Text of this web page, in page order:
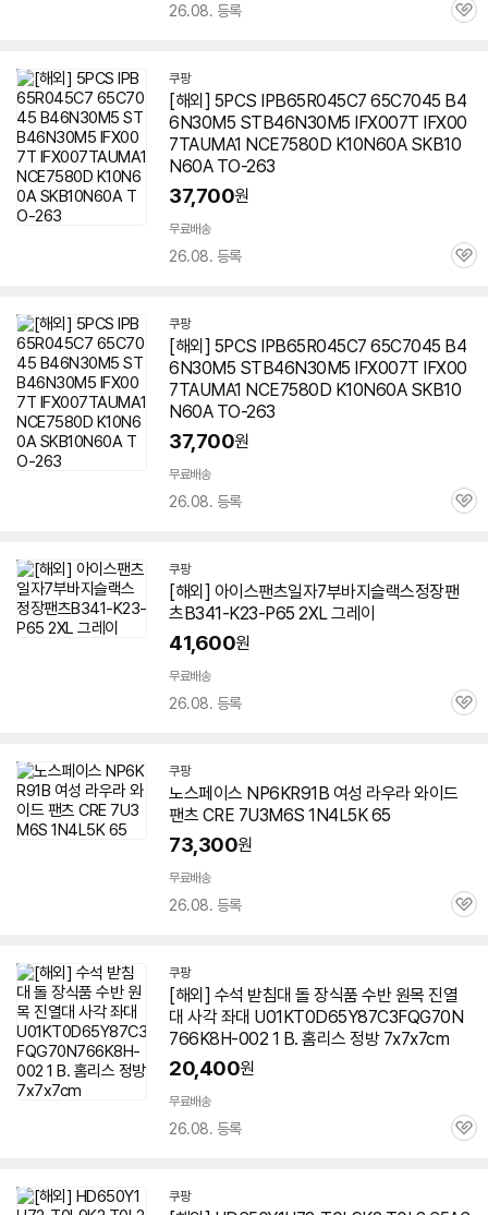
26.08. 등록
관
쿠팡
[해외] 5PCS IPB65R045C7 65C7045 B4
6N30M5 STB46N30M5 IFX007T IFX00
7TAUMA1 NCE7580D K10N60A SKB10
N60A TO-263
37,700원
무료배송
26.08. 등록
관
쿠팡
[해외] 5PCS IPB65R045C7 65C7045 B4
6N30M5 STB46N30M5 IFX007T IFX00
7TAUMA1 NCE7580D K10N60A SKB10
N60A TO-263
37,700원
무료배송
26.08. 등록
관
쿠팡
[해외] 아이스팬츠일자7부바지슬랙스정장팬
츠B341-K23-P65 2XL 그레이
41,600원
무료배송
26.08. 등록
관
쿠팡
노스페이스 NP6KR91B 여성 라우라 와이드
팬츠 CRE 7U3M6S 1N4L5K 65
73,300원
무료배송
26.08. 등록
관
쿠팡
[해외] 수석 받침대 돌 장식품 수반 원목 진열
대 사각 좌대 U01KT0D65Y87C3FQG70N
766K8H-002 1 B. 홈리스 정방 7x7x7cm
20,400원
무료배송
26.08. 등록
관
쿠팡